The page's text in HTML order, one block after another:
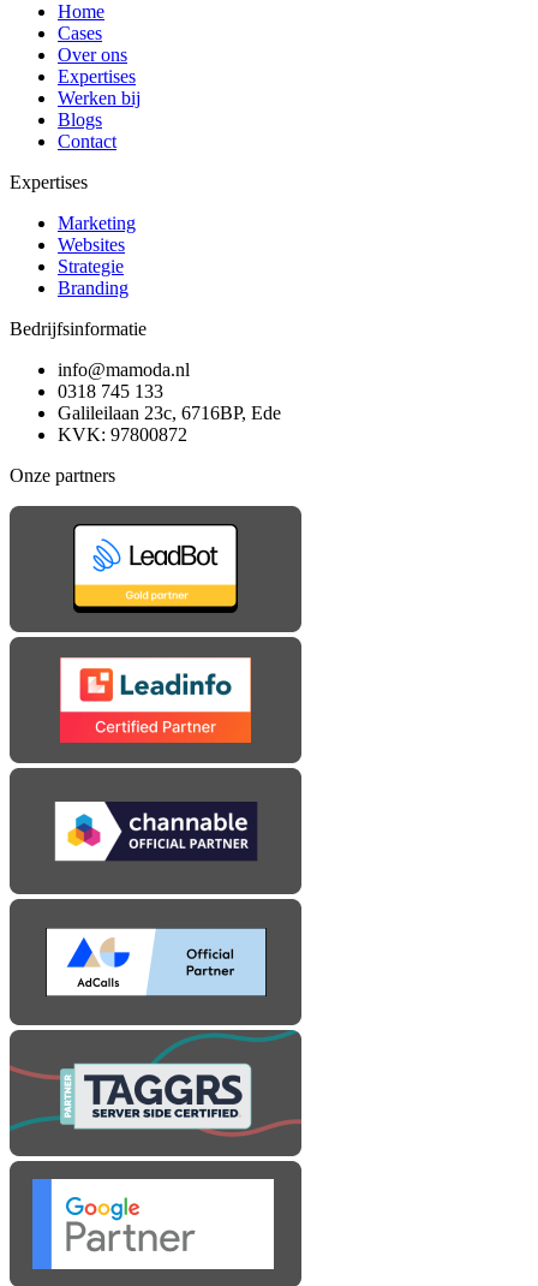
Home
Cases
Over ons
Expertises
Werken bij
Blogs
Contact
Expertises
Marketing
Websites
Strategie
Branding
Bedrijfsinformatie
info@mamoda.nl
0318 745 133
Galileilaan 23c, 6716BP, Ede
KVK: 97800872
Onze partners